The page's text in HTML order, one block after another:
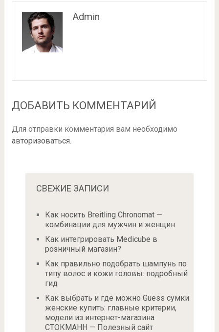
Admin
ДОБАВИТЬ КОММЕНТАРИЙ
Для отправки комментария вам необходимо
авторизоваться.
СВЕЖИЕ ЗАПИСИ
Как носить Breitling Chronomat —
комбинации для мужчин и женщин
Как интегрировать Medicube в
розничный магазин?
Как правильно подобрать шампунь по
типу волос и кожи головы: подробный
гид
Как выбрать и где можно Guess сумки
женские купить: главные критерии,
модели из интернет-магазина
СТОКМАНН — Полезный сайт